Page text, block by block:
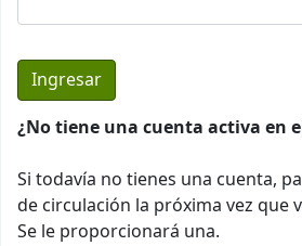
¿No tiene una cuenta activa en
Si todavía no tienes una cuenta,
de circulación la próxima vez que
Se le proporcionará una.